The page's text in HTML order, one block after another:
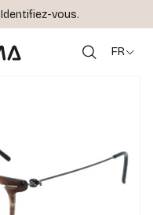
Identifiez-vous.
FR